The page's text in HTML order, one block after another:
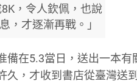
，令人欽佩，也說
，才逐漸再戰。」
備在5.3當日，送出一本有
久，才收到書店從臺灣送